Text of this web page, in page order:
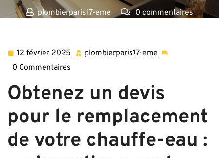
plombierparis17-eme
0 commentaires
la meilleure offre pour votre confort thermique
12 février 2025 12 plombierparis17-eme plombierparis17-
0 Commentaires
Obtenez un devis
pour le remplacement
de votre chauffe-eau :